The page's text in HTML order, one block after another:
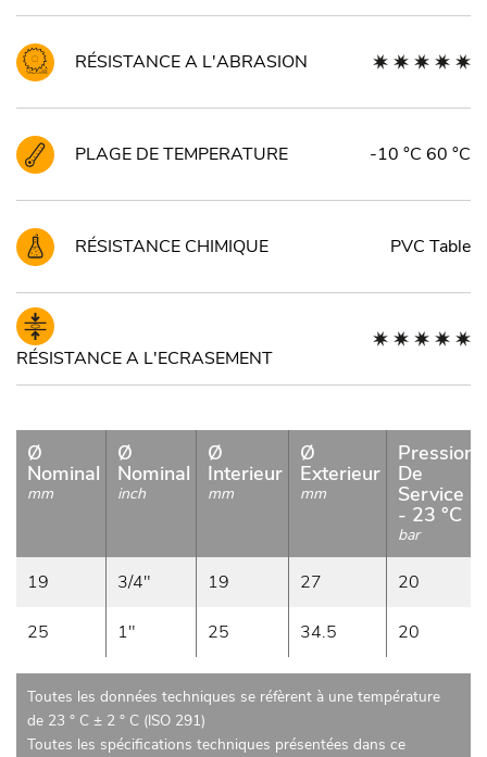
RÉSISTANCE A L'ABRASION
PLAGE DE TEMPERATURE -10 °C 60 °C
RÉSISTANCE CHIMIQUE PVC Table
RÉSISTANCE A L'ECRASEMENT
Ø
Nominal
mm
Ø
Nominal
inch
Ø
Interieur
mm
Ø
Exterieur
mm
Pression
De
Service
- 23 °C
bar
19 3/4" 19 27 20
25 1" 25 34.5 20
Toutes les données techniques se réfèrent à une température
de 23 ° C ± 2 ° C (ISO 291)
Toutes les spécifications techniques présentées dans ce